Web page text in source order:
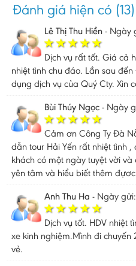
Đánh giá hiện có (13)
Lê Thị Thu Hiền - Ngày
Dịch vụ rất tốt. Giá cả
nhiệt tình chu đáo. Lần sau
dụng dịch vụ của Quý Cty. Xin
Bùi Thúy Ngọc - Ngày
Cảm ơn Công Ty Đà
dẫn tour Hải Yến rất nhiệt tình
khách có một ngày tuyệt vời
yên tâm và hiểu biết thêm
Anh Thu Ha - Ngày
Dịch vụ tốt. HDV nhiệt
xe kinh nghiệm.Mình đi chuyến
vẻ.